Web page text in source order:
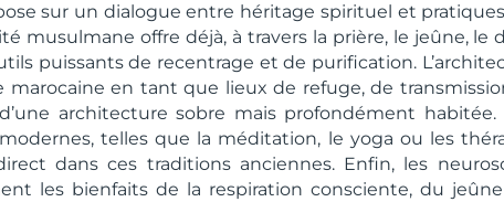
sur un dialogue entre héritage spirituel et
musulmane offre déjà, à travers la prière, le jeûne, le
puissants de recentrage et de purification.
marocaine en tant que lieux de refuge, de
architecture sobre mais profondément habitée.
telles que la méditation, le yoga ou les
dans ces traditions anciennes. Enfin, les
les bienfaits de la respiration consciente, du